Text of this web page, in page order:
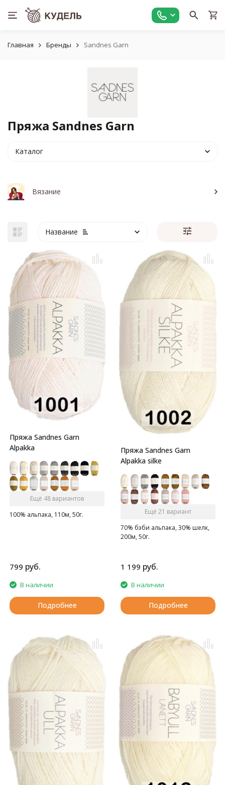
Главная Бренды Sandnes Garn
Пряжа Sandnes Garn
Каталог
Вязание
Название
Пряжа Sandnes Garn
Alpakka
Ещё 48 вариантов
100% альпака, 110м, 50г.
799 руб.
В наличии
Подробнее
Пряжа Sandnes Garn
Alpakka silke
Ещё 21 вариант
70% бэби альпака, 30% шелк,
200м, 50г.
1 199 руб.
В наличии
Подробнее